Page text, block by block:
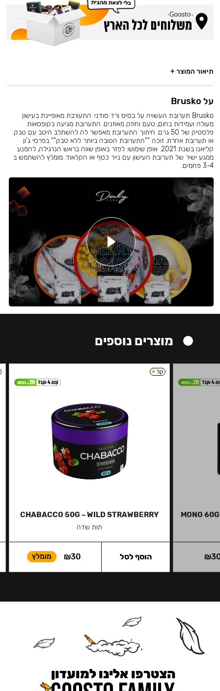
תיאור המוצר +
על Brusko
Brusko תערובת העשויה על בסיס ורד סודני. התעורבת מאופיינת בעישון
מעולה ועמידות בחום, טעם וחוזק מאוזנים. התערובת מגיעה בקופסאות
פלסטיק של 50 גרם. חיתוך התערובת מאפשר לה להשתלב היטב עם טבק
או תערובת אחרת. זוכה ""התערובת הטובה ביותר ללא טבק"" בפרסי ג'ון
קליאנו בשנת 2021. אופן שימוש: לפזר באופן שווה בראש הנרגילה, להמנע
ממגע ישיר של תערובת העישון עם נייר כסף או הקלאוד. מומלץ להשתמש ב
3-4 פחמים.
מוצרים נוספים
MONO
₪
קל
CHABACCO 50G – WILD STRAWBERRY
תות שדה
₪30 מומלץ הוסף לסל
הצטרפו אלינו למועדון